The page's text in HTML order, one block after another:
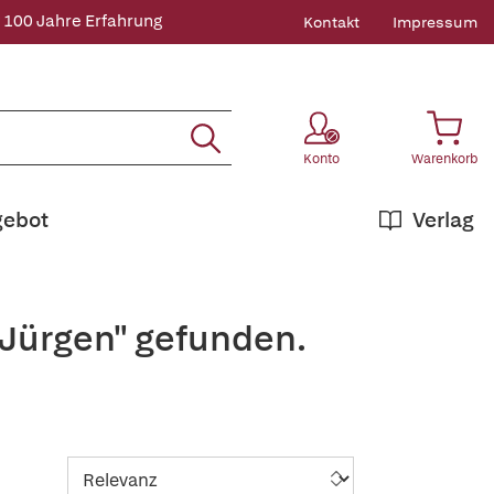
100 Jahre Erfahrung Kontakt Impressum
Konto Warenkorb
Verlag
gefunden.